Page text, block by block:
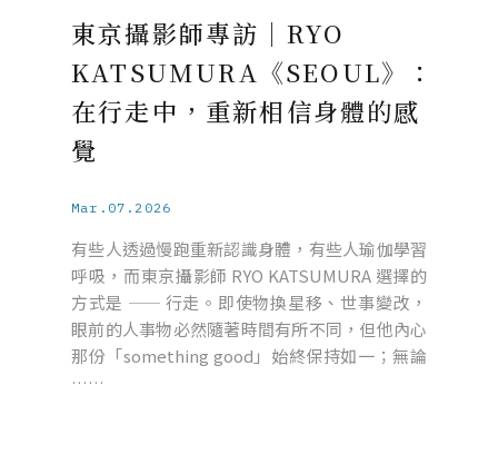
東京攝影師專訪｜RYO
KATSUMURA《SEOUL》：
在行走中，重新相信身體的感
覺
Mar.07.2026
有些人透過慢跑重新認識身體，有些人瑜伽學習
呼吸，而東京攝影師 RYO KATSUMURA 選擇的
方式是 —— 行走。即使物換星移、世事變改，
眼前的人事物必然隨著時間有所不同，但他內心
那份「something good」始終保持如一；無論
……